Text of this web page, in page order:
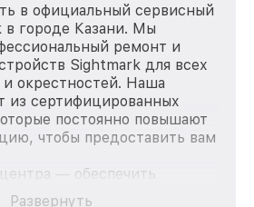
в официальный сервисный
в городе Казани. Мы
ремонт и
Sightmark для всех
окрестностей. Наша
из сертифицированных
постоянно повышают
чтобы предоставить вам
— обеспечить
ремонт для
Развернуть